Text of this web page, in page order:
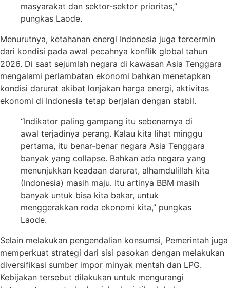
masyarakat dan sektor-sektor prioritas,”
pungkas Laode.
Menurutnya, ketahanan energi Indonesia juga tercermin
dari kondisi pada awal pecahnya konflik global tahun
2026. Di saat sejumlah negara di kawasan Asia Tenggara
mengalami perlambatan ekonomi bahkan menetapkan
kondisi darurat akibat lonjakan harga energi, aktivitas
ekonomi di Indonesia tetap berjalan dengan stabil.
“Indikator paling gampang itu sebenarnya di
awal terjadinya perang. Kalau kita lihat minggu
pertama, itu benar-benar negara Asia Tenggara
banyak yang collapse. Bahkan ada negara yang
menunjukkan keadaan darurat, alhamdulillah kita
(Indonesia) masih maju. Itu artinya BBM masih
banyak untuk bisa kita bakar, untuk
menggerakkan roda ekonomi kita,” pungkas
Laode.
Selain melakukan pengendalian konsumsi, Pemerintah juga
memperkuat strategi dari sisi pasokan dengan melakukan
diversifikasi sumber impor minyak mentah dan LPG.
Kebijakan tersebut dilakukan untuk mengurangi